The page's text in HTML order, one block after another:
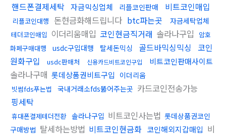
핸드폰결제세탁 자금믹싱업체 리플코인판매 비트코인매입
리플코인대행 돈현금화해드립니다 btc파는곳 자금세탁업체
테더코인매입 이더리움매입 코인현금직거래 솔라나구입
암호
화폐구매대행
usdc구입대행 탈세돈믹싱 골드바믹싱믹싱 코인
원화구입
usdc판매처 신용카드비트코인구입 비트코인판매사이트
솔라나구매 롯데상품권비트구입 이더리움
빗썸fds푸는법 국내거래소fds뚫어주는곳 카드코인전송가능
핑세탁
휴대폰결제테더전환 솔라나구입 비트코인사는법 롯데상품권코인
구매방법 탈세하는방법 비트코인현금화 코인해외지갑매입 비